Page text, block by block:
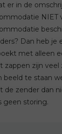
er in de
NIET
Dan heb je
met alleen
zappen zijn
beeld te staan
de zender dan
geen storing.